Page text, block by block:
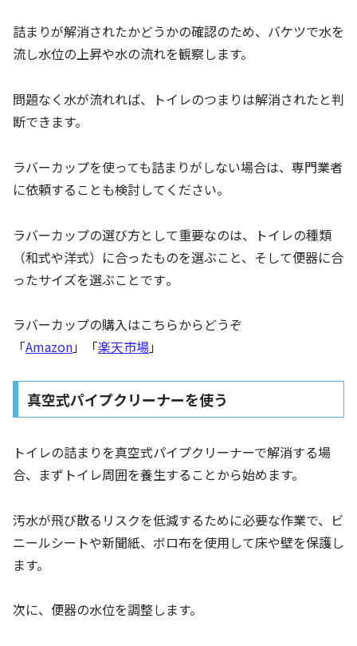
詰まりが解消されたかどうかの確認のため、バケツで水を
流し水位の上昇や水の流れを観察します。
問題なく水が流れれば、トイレのつまりは解消されたと判
断できます。
ラバーカップを使っても詰まりがしない場合は、専門業者
に依頼することも検討してください。
ラバーカップの選び方として重要なのは、トイレの種類
（和式や洋式）に合ったものを選ぶこと、そして便器に合
ったサイズを選ぶことです​。
ラバーカップの購入はこちらからどうぞ
「Amazon」「楽天市場」
真空式パイプクリーナーを使う
トイレの詰まりを真空式パイプクリーナーで解消する場
合、まずトイレ周囲を養生することから始めます。
汚水が飛び散るリスクを低減するために必要な作業で、ビ
ニールシートや新聞紙、ボロ布を使用して床や壁を保護し
ます。
次に、便器の水位を調整します。